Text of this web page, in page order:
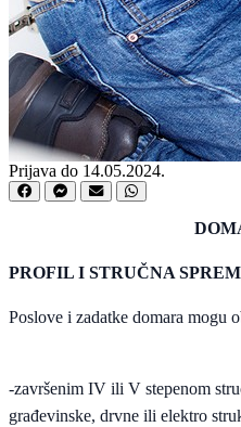
Prijava do 14.05.2024.
PROFIL I STRUČNA
Poslove i zadatke domara mogu
-završenim IV ili V stepenom
građevinske, drvne ili elektro